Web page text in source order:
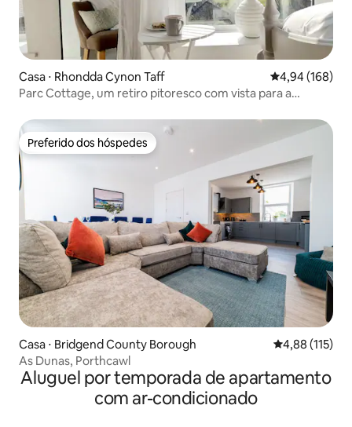
Casa ⋅ Rhondda Cynon Taff 4,94 de uma
4,94 (168)
Parc Cottage, um retiro pitoresco com vista para a
Preferido dos hóspedes
Preferido dos hóspedes
Casa ⋅ Bridgend County Borough 4,88 de uma
4,88 (115)
As Dunas, Porthcawl
Aluguel por temporada de apartamento
com ar-condicionado